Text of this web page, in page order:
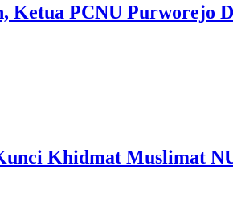
PCNU Purworejo
Khidmat Muslimat